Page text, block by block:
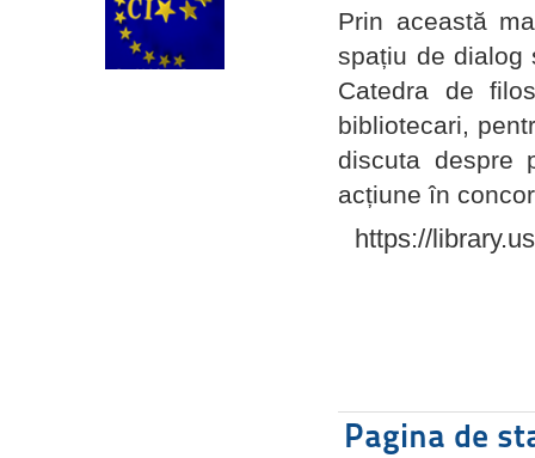
Prin această
spațiu de dialog
Catedra de
bibliotecari,
discuta despre
acțiune în
https://
Pagina de